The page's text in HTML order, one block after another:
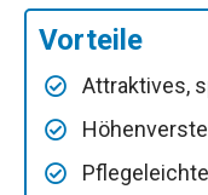
Vorteile
Attraktives,